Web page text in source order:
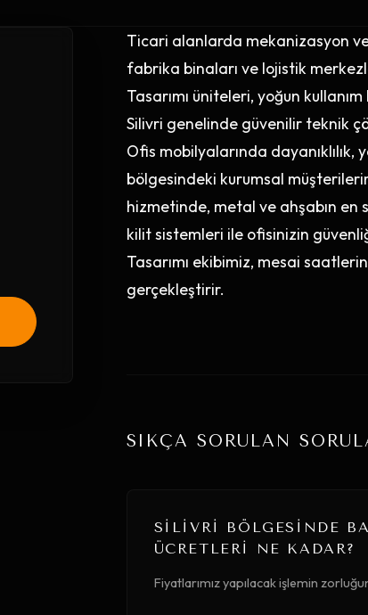
Ticari alanlarda mekanizasyon
fabrika binaları ve lojistik
Tasarımı üniteleri, yoğun
Silivri genelinde güvenilir teknik
Ofis mobilyalarında
bölgesindeki kurumsal
hizmetinde, metal ve ahşabın en
kilit sistemleri ile ofisinizin
Tasarımı ekibimiz, mesai
gerçekleştirir.
SIKÇA SORULAN
SILIVRI BÖLGESINDE
ÜCRETLERI NE KADAR?
Fiyatlarımız yapılacak işlemin